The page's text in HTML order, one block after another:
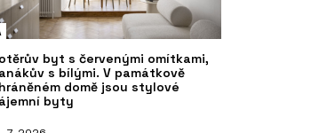
byt s červenými omítkami,
s bílými. V památkově
domě jsou stylové
byty